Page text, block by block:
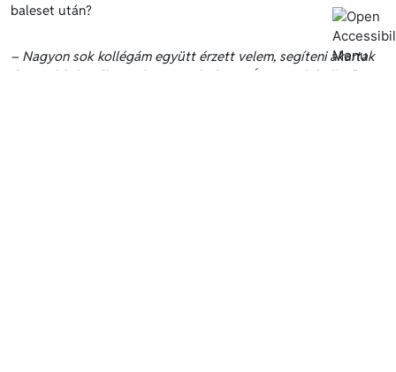
baleset után?
– Nagyon sok kollégám együtt érzett velem, segíteni akartak
és megkérdezték mire lenne szükségem. Én a munkát illetően